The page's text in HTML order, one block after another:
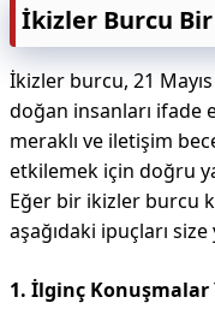
İkizler Burcu Bir
İkizler burcu, 21
doğan insanları ifade
meraklı ve iletişim
etkilemek için doğru
Eğer bir ikizler burcu
aşağıdaki ipuçları size
1. İlginç Konuşmalar